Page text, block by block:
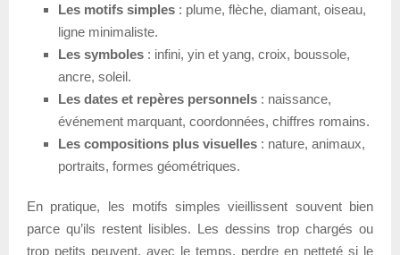
Les motifs simples : plume, flèche, diamant, oiseau,
ligne minimaliste.
Les symboles : infini, yin et yang, croix, boussole,
ancre, soleil.
Les dates et repères personnels : naissance,
événement marquant, coordonnées, chiffres romains.
Les compositions plus visuelles : nature, animaux,
portraits, formes géométriques.
En pratique, les motifs simples vieillissent souvent bien
parce qu’ils restent lisibles. Les dessins trop chargés ou
trop petits peuvent, avec le temps, perdre en netteté si le